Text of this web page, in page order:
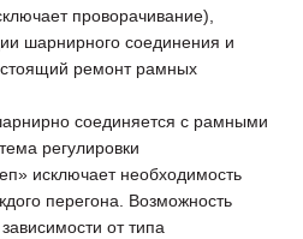
проворачивание),
шарнирного соединения и
ремонт рамных
соединяется с рамными
регулировки
исключает необходимость
перегона. Возможность
от типа